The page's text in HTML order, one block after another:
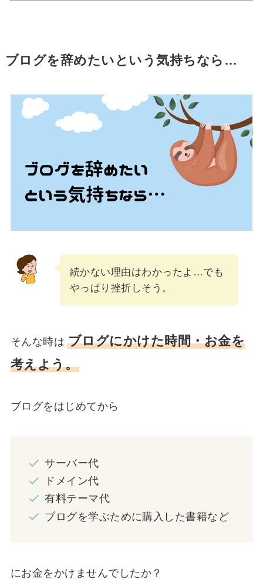
ブログを辞めたいという気持ちなら…
続かない理由はわかったよ…でも
やっぱり挫折しそう。
そんな時は ブログにかけた時間・お金を
考えよう。
ブログをはじめてから
サーバー代
ドメイン代
有料テーマ代
ブログを学ぶために購入した書籍など
にお金をかけませんでしたか？